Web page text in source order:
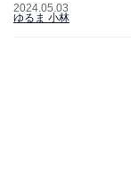
2024.05.03
ゆるま 小林